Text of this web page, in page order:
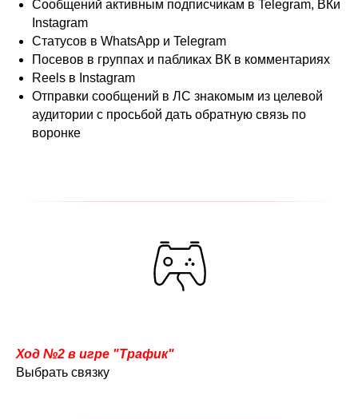
Сообщений активным подписчикам в Telegram, ВКи
Instagram
Статусов в WhatsApp и Telegram
Посевов в группах и пабликах ВК в комментариях
Reels в Instagram
Отправки сообщений в ЛС знакомым из целевой
аудитории с просьбой дать обратную связь по
воронке
Ход №2 в игре "Трафик"
Выбрать связку